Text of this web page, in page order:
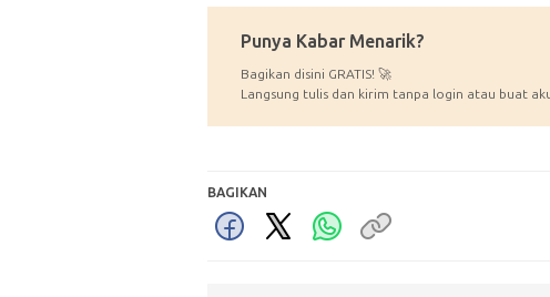
Punya Kabar Menarik?
Bagikan disini GRATIS! 🚀
Langsung tulis dan kirim tanpa login atau buat
BAGIKAN